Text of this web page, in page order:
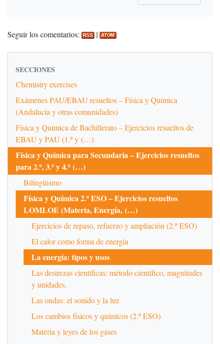
Seguir los comentarios: |
SECCIONES
Chemistry exercises
Exámenes PAU/EBAU resueltos – Física y Química
(Andalucía y otras comunidades)
Física y Química de Bachillerato – Ejercicios resueltos de
EBAU y PAU (1.º y (…)
Física y Química para Secundaria – Ejercicios resueltos
para 2.º, 3.º y 4.º (…)
Bilingüismo
Física y Química 2.º ESO – Ejercicios resueltos
LOMLOE (Materia, Energía, (…)
Ejercicios de repaso, refuerzo y ampliación (2.º ESO)
El calor como forma de energía
La energía: tipos y usos
Las destrezas científicas: método científico, magnitudes
y unidades.
Las ondas: el sonido y la luz
Los cambios físicos y químicos (2.º ESO)
Materia y leyes de los gases